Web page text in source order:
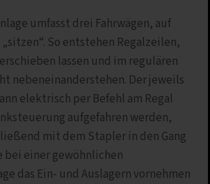
umfasst drei Fahrwägen, auf
So entstehen Regalzeilen,
lassen und im regulären
nebeneinanderstehen. Der jeweils
elektrisch per Befehl am Regal
aufgefahren werden,
mit dem Stapler in den Gang
bei einer gewöhnlichen
das Ein- und Auslagern vornehmen